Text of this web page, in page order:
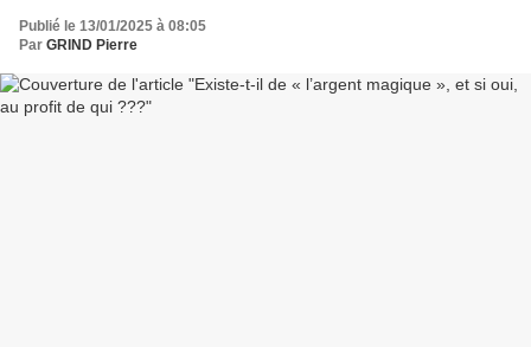
Publié le 13/01/2025 à 08:05
Par GRIND Pierre